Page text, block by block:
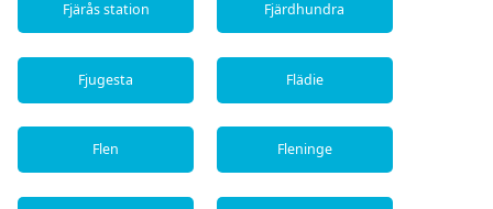
Fjärås station Fjärdhundra
Fjugesta Flädie
Flen Fleninge